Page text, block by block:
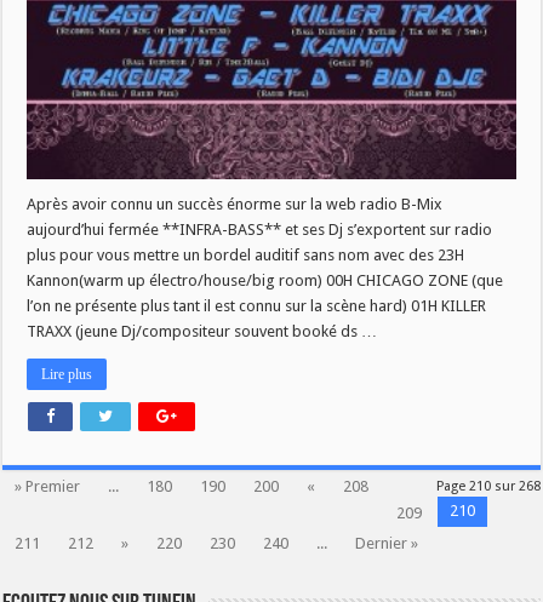
Après avoir connu un succès énorme sur la web radio B-Mix
aujourd’hui fermée **INFRA-BASS** et ses Dj s’exportent sur radio
plus pour vous mettre un bordel auditif sans nom avec des 23H
Kannon(warm up électro/house/big room) 00H CHICAGO ZONE (que
l’on ne présente plus tant il est connu sur la scène hard) 01H KILLER
TRAXX (jeune Dj/compositeur souvent booké ds …
Lire plus
Page 210 sur 268
» Premier ... 180 190 200 «
208
209
210
211
212 » 220 230 240 ... Dernier »